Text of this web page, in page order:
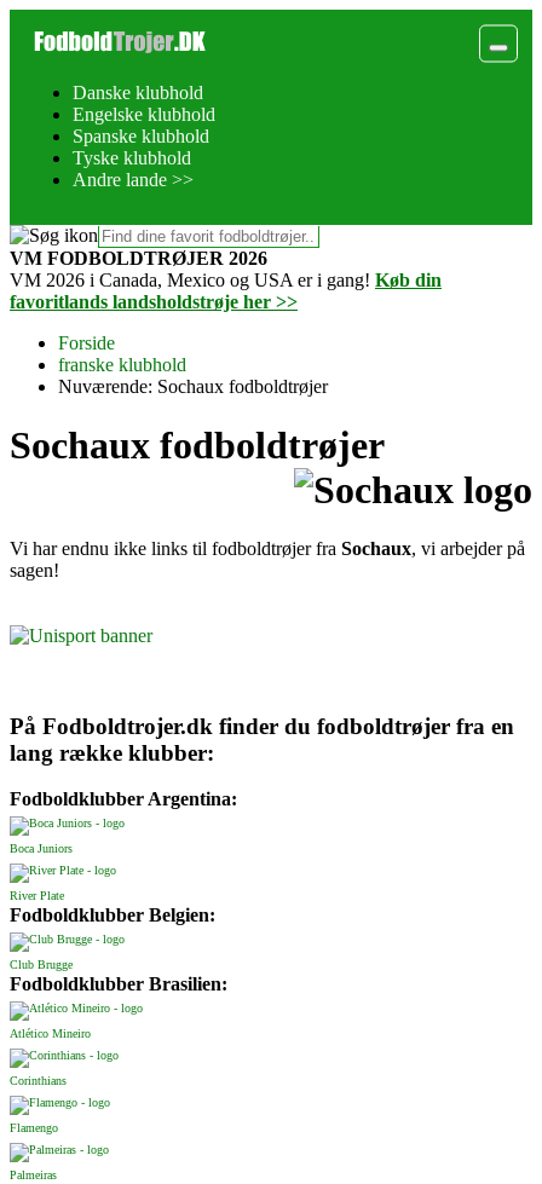
Danske klubhold
Engelske klubhold
Spanske klubhold
Tyske klubhold
Andre lande >>
VM FODBOLDTRØJER 2026
VM 2026 i Canada, Mexico og USA er i gang! Køb din
favoritlands landsholdstrøje her >>
Forside
franske klubhold
Nuværende: Sochaux fodboldtrøjer
Sochaux fodboldtrøjer
Vi har endnu ikke links til fodboldtrøjer fra Sochaux, vi arbejder på
sagen!
På Fodboldtrojer.dk finder du fodboldtrøjer fra en
lang række klubber:
Fodboldklubber Argentina:
Boca Juniors
River Plate
Fodboldklubber Belgien:
Club Brugge
Fodboldklubber Brasilien:
Atlético Mineiro
Corinthians
Flamengo
Palmeiras